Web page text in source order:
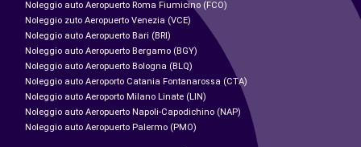
Noleggio auto Aeropuerto Roma Fiumicino (FCO)
Noleggio zuto Aeropuerto Venezia (VCE)
Noleggio auto Aeropuerto Bari (BRI)
Noleggio auto Aeropuerto Bergamo (BGY)
Noleggio auto Aeropuerto Bologna (BLQ)
Noleggio auto Aeroporto Catania Fontanarossa (CTA)
Noleggio auto Aeroporto Milano Linate (LIN)
Noleggio auto Aeropuerto Napoli-Capodichino (NAP)
Noleggio auto Aeropuerto Palermo (PMO)